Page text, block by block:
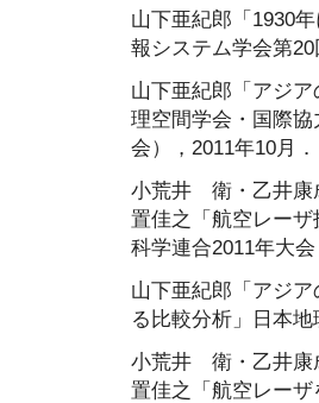
山下亜紀郎「1930
報システム学会第
山下亜紀郎「アジ
理空間学会・国際
会），2011年10月．
小荒井 衛・乙井康
置佳之「航空レー
科学連合2011年大
山下亜紀郎「アジ
る比較分析」日本
小荒井 衛・乙井康
置佳之「航空レー